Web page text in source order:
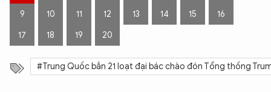
9 10 11 12 13 14 15 16
17 18 19 20
#Trung Quốc bắn 21 loạt đại bác chào đón Tổng thống